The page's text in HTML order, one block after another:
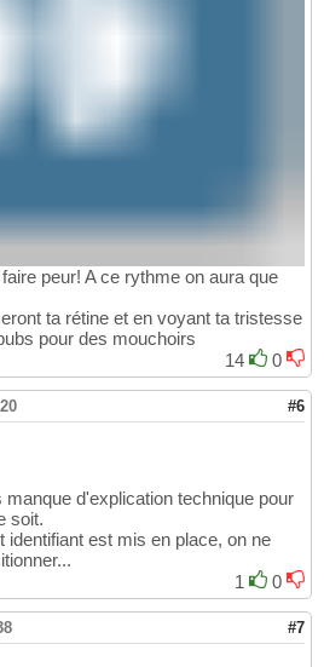
peur! A ce rythme on aura que
ta rétine et en voyant ta tristesse
pour des mouchoirs
14
0
#6
d'explication technique pour
soit.
est mis en place, on ne
1
0
#7